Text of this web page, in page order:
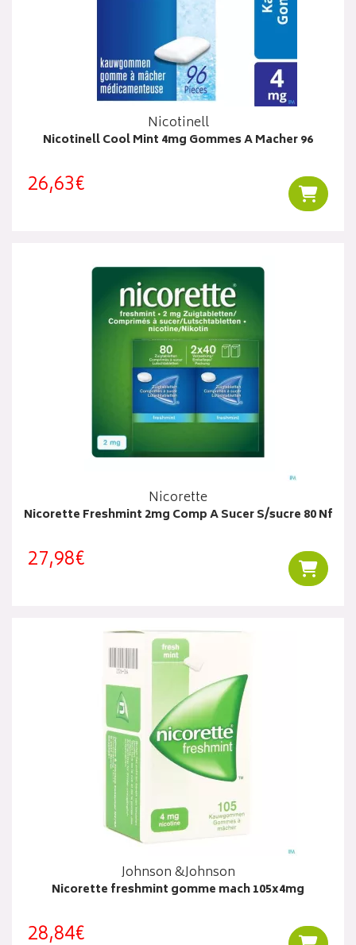
Nicotinell
Nicotinell Cool Mint 4mg Gommes A Macher 96
26,63€
Nicorette
Nicorette Freshmint 2mg Comp A Sucer S/sucre 80 Nf
27,98€
Johnson &Johnson
Nicorette freshmint gomme mach 105x4mg
28,84€